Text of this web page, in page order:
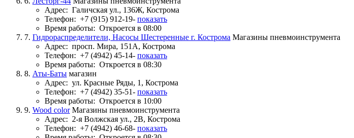
Адрес: Галичская ул., 136Ж, Кострома
Телефон: +7 (915) 912-19- показать
Время работы: Откроется в 08:00
7. Гидрораспределители, Насосы Шестеренные г. Кострома Магазины пневмоинструмента
Адрес: просп. Мира, 151А, Кострома
Телефон: +7 (4942) 45-14- показать
Время работы: Откроется в 08:30
8. Аты-Баты магазин
Адрес: ул. Красные Ряды, 1, Кострома
Телефон: +7 (4942) 35-51- показать
Время работы: Откроется в 10:00
9. Wood color Магазины пневмоинструмента
Адрес: 2-я Волжская ул., 2В, Кострома
Телефон: +7 (4942) 46-68- показать